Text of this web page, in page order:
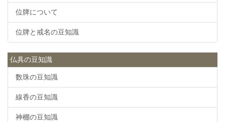
位牌について
位牌と戒名の豆知識
仏具の豆知識
数珠の豆知識
線香の豆知識
神棚の豆知識